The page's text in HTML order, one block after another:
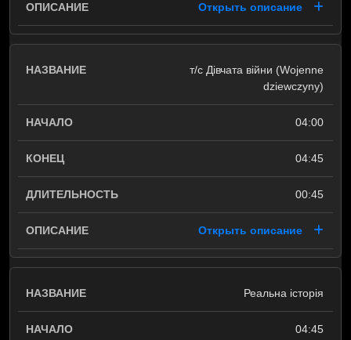
Открыть описание
т/с Дівчата війни (Wojenne
dziewczyny)
04:00
04:45
00:45
Открыть описание
Реальна історія
04:45